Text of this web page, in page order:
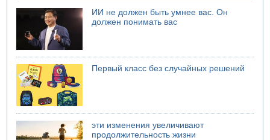
ИИ не должен быть умнее вас. Он
должен понимать вас
Первый класс без случайных решений
эти изменения увеличивают
продолжительность жизни